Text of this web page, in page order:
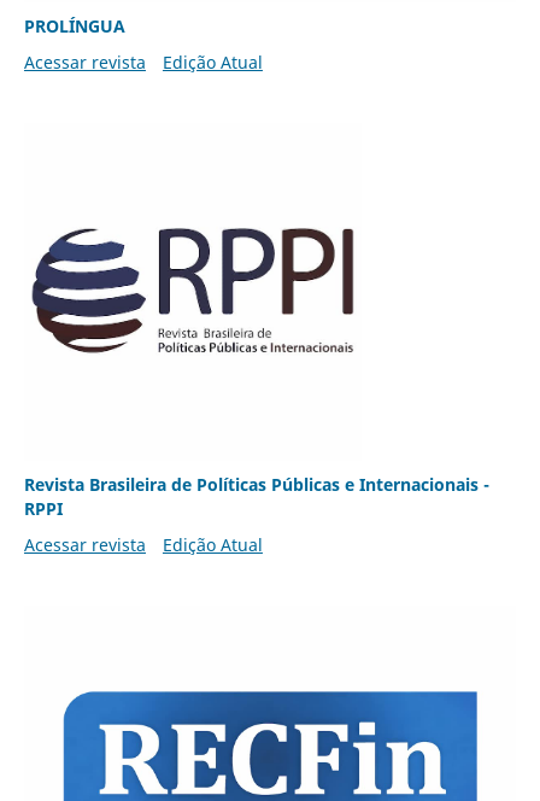
PROLÍNGUA
Acessar revista
Edição Atual
Revista Brasileira de Políticas Públicas e Internacionais -
RPPI
Acessar revista
Edição Atual